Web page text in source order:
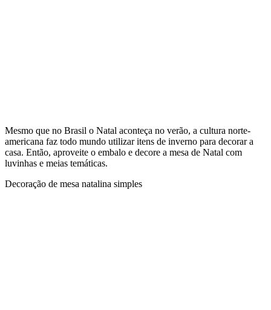
Mesmo que no Brasil o Natal aconteça no verão, a cultura norte-
americana faz todo mundo utilizar itens de inverno para decorar a
casa. Então, aproveite o embalo e decore a mesa de Natal com
luvinhas e meias temáticas.
Decoração de mesa natalina simples